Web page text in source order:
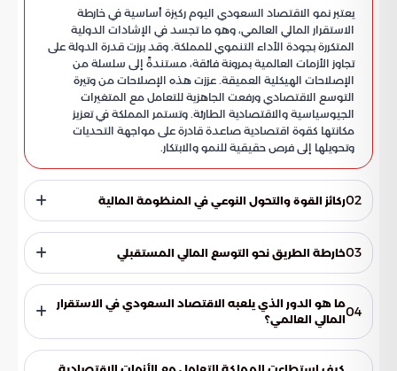
يعتبر نمو الاقتصاد السعودي اليوم ركيزة أساسية في خارطة
الاستقرار المالي العالمي، وهو ما تجسد في الإشادات الدولية
المتكررة بجودة الأداء التنموي للمملكة. وقد برزت قدرة الدولة على
تجاوز الأزمات العالمية بمرونة فائقة، مستندةً إلى سلسلة من
الإصلاحات الهيكلية العميقة. عززت هذه الإصلاحات من وتيرة
التوسع الاقتصادي ورفعت الجاهزية للتعامل مع المتغيرات
الجيوسياسية والاقتصادية الطارئة. وتستمر المملكة في تعزيز
مكانتها كقوة اقتصادية صاعدة قادرة على مواجهة التحديات
وتحويلها إلى فرص حقيقية للنمو والابتكار.
02ركائز القوة والتحول النوعي في المنظومة المالية
أوضحت تقارير بوابة السعودية أن حالة الثبات المالي التي تعيشها
المملكة ليست وليدة الصدفة، بل هي ثمرة تخطيط استراتيجي
بعيد المدى يهدف إلى تحصين المكتسبات الوطنية. تعتمد هذه
النوعي، وأبرزها:
03خارطة الطريق نحو التوسع المالي المستقبلي
تجلت الثقة الدولية في المسار الإصلاحي للمملكة من خلال تحديث
المؤسسات المالية الكبرى لتوقعاتها بشأن معدلات النمو
المستقبلي. تعكس هذه التقديرات تفاؤلاً كبيراً بالقدرات الوطنية
على تحقيق قفزات نوعية في الناتج المحلي الإجمالي، مما يرسخ
مكانة المملكة كمركز ثقل اقتصادي عالمي. تؤكد هذه البيانات أن
الرؤية الاقتصادية للمملكة لا تقتصر على تحقيق مكاسب مرحلية، بل
04ما هو الدور الذي يلعبه الاقتصاد السعودي في الاستقرار
المالي العالمي؟
يعتبر نمو الاقتصاد السعودي ركيزة أساسية في خارطة الاستقرار
المالي العالمي، حيث تساهم المملكة في تعزيز التوازن الاقتصادي